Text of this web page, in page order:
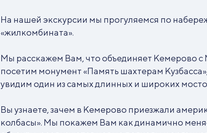
На нашей экскурсии мы прогуляемся по
«жилкомбината».
Мы расскажем Вам, что объединяет Кемерово
посетим монумент «Память шахтерам
увидим один из самых длинных и широких
Вы узнаете, зачем в Кемерово приезжали
колбасы». Мы покажем Вам как динамично